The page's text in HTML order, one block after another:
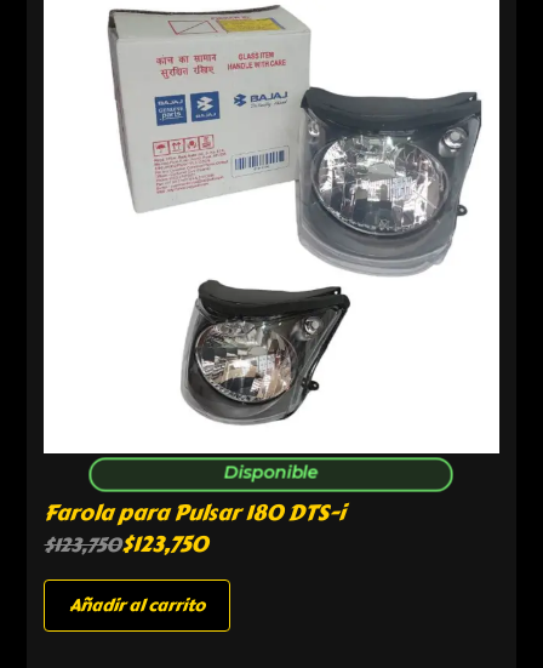
Disponible
Farola para Pulsar 180 DTS-i
$123,750$123,750
Añadir al carrito